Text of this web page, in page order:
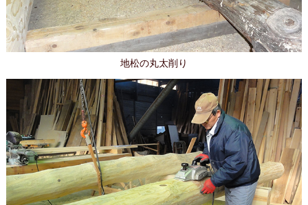
地松の丸太削り